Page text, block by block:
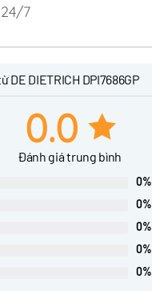
7
DE DIETRICH DPI7686GP
0.0
Đánh giá trung bình
0%
0%
0%
0%
0%